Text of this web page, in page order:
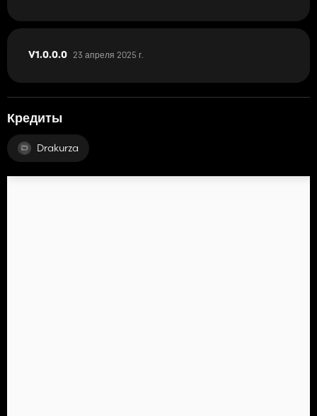
V1.0.0.0 23 апреля 2025 г.
Кредиты
Drakurza